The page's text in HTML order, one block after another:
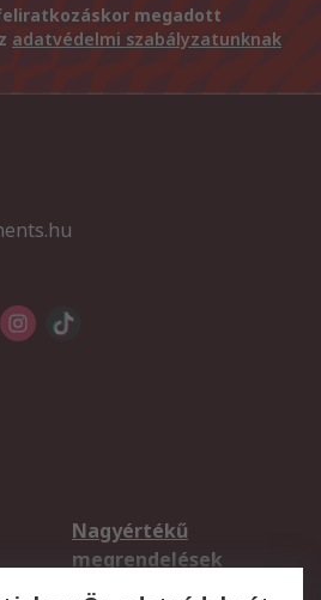
megadott
adatvédelmi szabályzatunknak
Nagyértékű
megrendelések
Szállítás